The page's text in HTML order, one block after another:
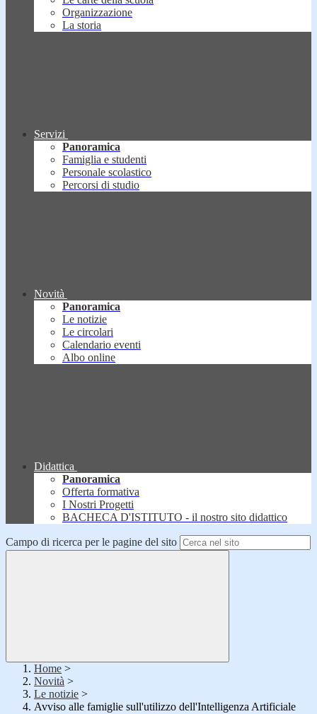
Organizzazione
La storia
Servizi
Panoramica
Famiglia e studenti
Personale scolastico
Percorsi di studio
Novità
Panoramica
Le notizie
Le circolari
Calendario eventi
Albo online
Didattica
Panoramica
Offerta formativa
I Nostri Progetti
BACHECA D'ISTITUTO - il nostro sito didattico
Campo di ricerca per le pagine del sito
Home >
Novità >
Le notizie >
Avviso alle famiglie sull'utilizzo dell'Intelligenza Artificiale